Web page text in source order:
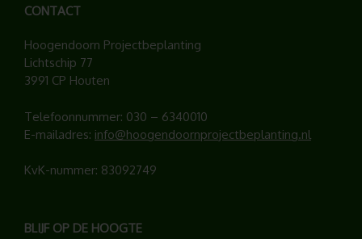
CONTACT
Hoogendoorn Projectbeplanting
Lichtschip 77
3991 CP Houten
Telefoonnummer: 030 – 6340010
E-mailadres: info@hoogendoornprojectbeplanting.nl
KvK-nummer: 83092749
BLIJF OP DE HOOGTE